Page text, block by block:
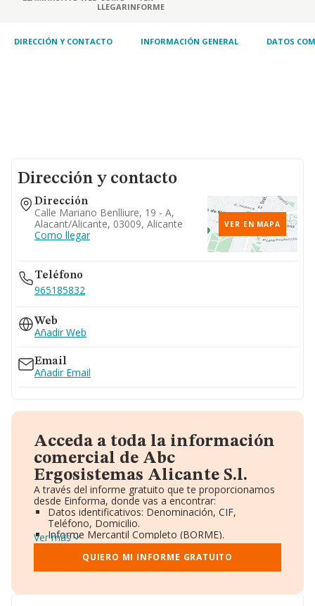
LLEGARINFORME
DIRECCIÓN Y CONTACTO INFORMACIÓN GENERAL DATOS
Dirección y contacto
Dirección
Calle Mariano Benlliure, 19 - A,
Alacant/alicante, 03009, Alicante
Como llegar
VER EN MAPA
Teléfono
965185832
Web
Añadir Web
Email
Añadir Email
Acceda a toda la información
comercial de Abc
Ergosistemas Alicante S.l.
A través del informe gratuito que te proporcionamos
desde Einforma, donde vas a encontrar:
Datos identificativos: Denominación, CIF,
Teléfono, Domicilio.
Informe Mercantil Completo (BORME).
Gráficos de Evolución Ventas y Empleados.
Consejo de Administración y Administradores.
Directivos y Ejecutivos.
Ver más
QUIERO MI INFORME GRATUITO